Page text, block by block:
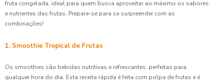
fruta congelada, ideal para quem busca aproveitar ao máximo os sabores
e nutrientes das frutas. Prepare-se para se surpreender com as
combinações!
1. Smoothie Tropical de Frutas
Os smoothies são bebidas nutritivas e refrescantes, perfeitas para
qualquer hora do dia. Esta receita rápida é feita com polpa de frutas e é